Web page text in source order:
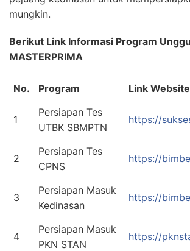
mungkin.
Berikut Link Informasi Program
MASTERPRIMA
No. Program Link Website
1
Persiapan Tes
UTBK SBMPTN
https://
2
Persiapan Tes
CPNS
https://
3
Persiapan Masuk
Kedinasan
https://
4
Persiapan Masuk
PKN STAN
https://